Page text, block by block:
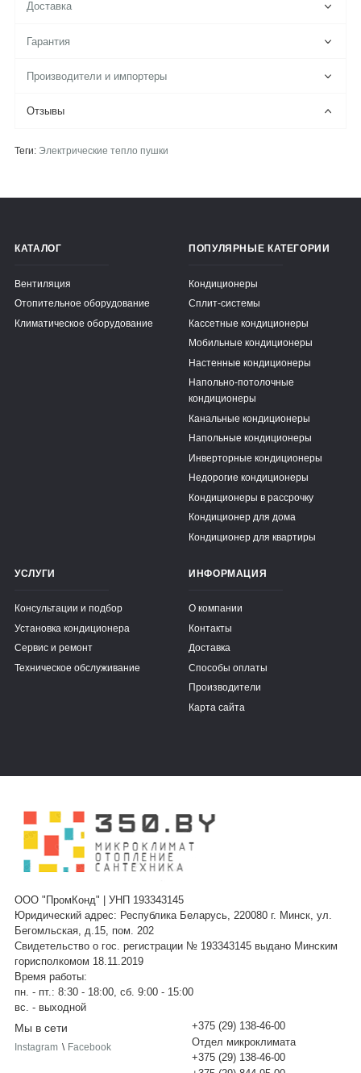
Доставка
Гарантия
Производители и импортеры
Отзывы
Теги: Электрические тепло пушки
КАТАЛОГ
Вентиляция
Отопительное оборудование
Климатическое оборудование
ПОПУЛЯРНЫЕ КАТЕГОРИИ
Кондиционеры
Сплит-системы
Кассетные кондиционеры
Мобильные кондиционеры
Настенные кондиционеры
Напольно-потолочные
кондиционеры
Канальные кондиционеры
Напольные кондиционеры
Инверторные кондиционеры
Недорогие кондиционеры
Кондиционеры в рассрочку
Кондиционер для дома
Кондиционер для квартиры
УСЛУГИ
Консультации и подбор
Установка кондиционера
Сервис и ремонт
Техническое обслуживание
ИНФОРМАЦИЯ
О компании
Контакты
Доставка
Способы оплаты
Производители
Карта сайта
ООО "ПромКонд" | УНП 193343145
Юридический адрес: Республика Беларусь, 220080 г. Минск, ул.
Бегомльская, д.15, пом. 202
Свидетельство о гос. регистрации № 193343145 выдано Минским
горисполкомом 18.11.2019
Время работы:
пн. - пт.: 8:30 - 18:00, сб. 9:00 - 15:00
вс. - выходной
+375 (29) 138-46-00
Отдел микроклимата
+375 (29) 138-46-00
Мы в сети
Instagram \ Facebook